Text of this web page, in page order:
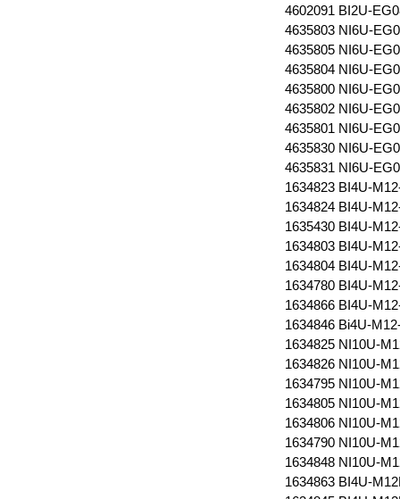
4602091 BI2U-
4635803 NI6U-
4635805 NI6U-
4635804 NI6U-
4635800 NI6U-
4635802 NI6U-
4635801 NI6U-
4635830 NI6U-
4635831 NI6U-
1634823 BI4U-
1634824 BI4U-
1635430 BI4U-
1634803 BI4U-
1634804 BI4U-
1634780 BI4U-
1634866 BI4U-
1634846 Bi4U-
1634825 NI10U-
1634826 NI10U-
1634795 NI10U-
1634805 NI10U-
1634806 NI10U-
1634790 NI10U-
1634848 NI10U-
1634863 BI4U-